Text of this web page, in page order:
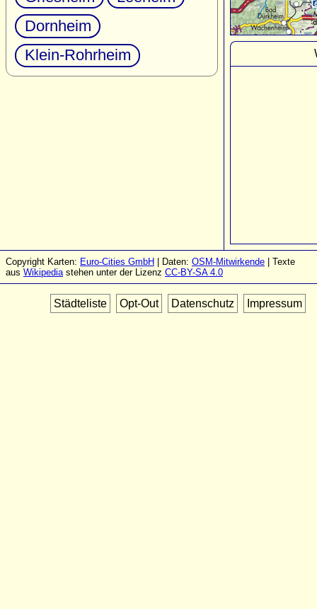
Dornheim
Klein-Rohrheim
Copyright Karten: Euro-Cities GmbH | Daten: OSM-Mitwirkende | Texte
aus Wikipediastehen unter der Lizenz CC-BY-SA 4.0
Städteliste Opt-Out Datenschutz Impressum